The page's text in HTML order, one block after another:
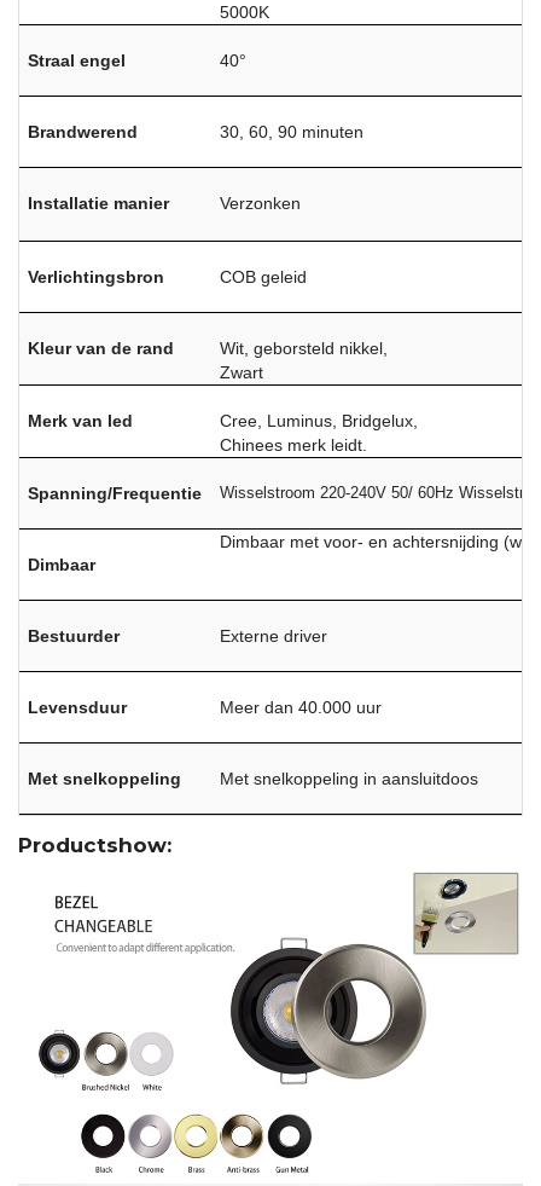
5000K
Straal engel 40°
Brandwerend 30, 60, 90 minuten
Installatie manier Verzonken
Verlichtingsbron COB geleid
Kleur van de rand
Wit, geborsteld nikkel,
Zwart
Merk van led
Cree, Luminus, Bridgelux,
Chinees merk leidt.
Spanning/Frequentie Wisselstroom 220-240V 50/ 60Hz
Dimbaar
Dimbaar met voor- en achtersnijding
Bestuurder Externe driver
Levensduur Meer dan 40.000 uur
Met snelkoppeling Met snelkoppeling in aansluitdoos
Productshow: